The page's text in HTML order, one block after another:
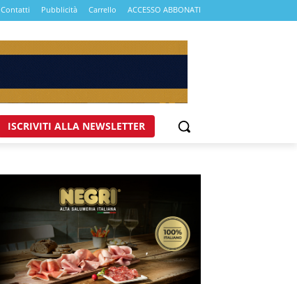
Contatti Pubblicità Carrello ACCESSO ABBONATI
ISCRIVITI ALLA NEWSLETTER